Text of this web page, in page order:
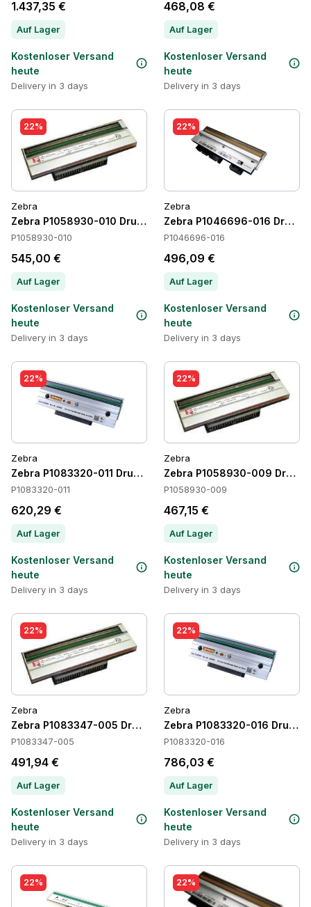
1.437,35 €
Auf Lager
Kostenloser Versand
heute
Delivery in 3 days
468,08 €
Auf Lager
Kostenloser Versand
heute
Delivery in 3 days
22%
Zebra
Zebra P1058930-010 Druckköpfe
P1058930-010
545,00 €
Auf Lager
Kostenloser Versand
heute
Delivery in 3 days
22%
Zebra
Zebra P1046696-016
P1046696-016
496,09 €
Auf Lager
Kostenloser Versand
heute
Delivery in 3 days
22%
Zebra
Zebra P1083320-011 Druckköpfe
P1083320-011
620,29 €
Auf Lager
Kostenloser Versand
heute
Delivery in 3 days
22%
Zebra
Zebra P1058930-009
P1058930-009
467,15 €
Auf Lager
Kostenloser Versand
heute
Delivery in 3 days
22%
Zebra
Zebra P1083347-005 Druckköpfe
P1083347-005
491,94 €
Auf Lager
Kostenloser Versand
heute
Delivery in 3 days
22%
Zebra
Zebra P1083320-016
P1083320-016
786,03 €
Auf Lager
Kostenloser Versand
heute
Delivery in 3 days
22% 22%